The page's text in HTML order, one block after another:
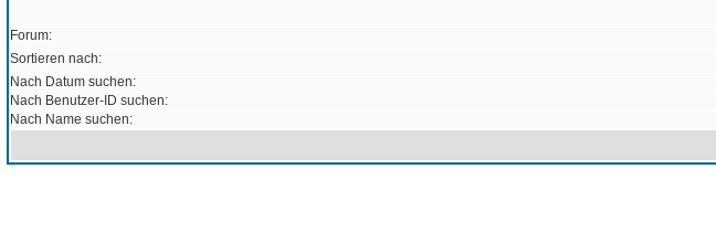
Forum:
Sortieren nach:
Nach Datum suchen:
Nach Benutzer-ID suchen:
Nach Name suchen: